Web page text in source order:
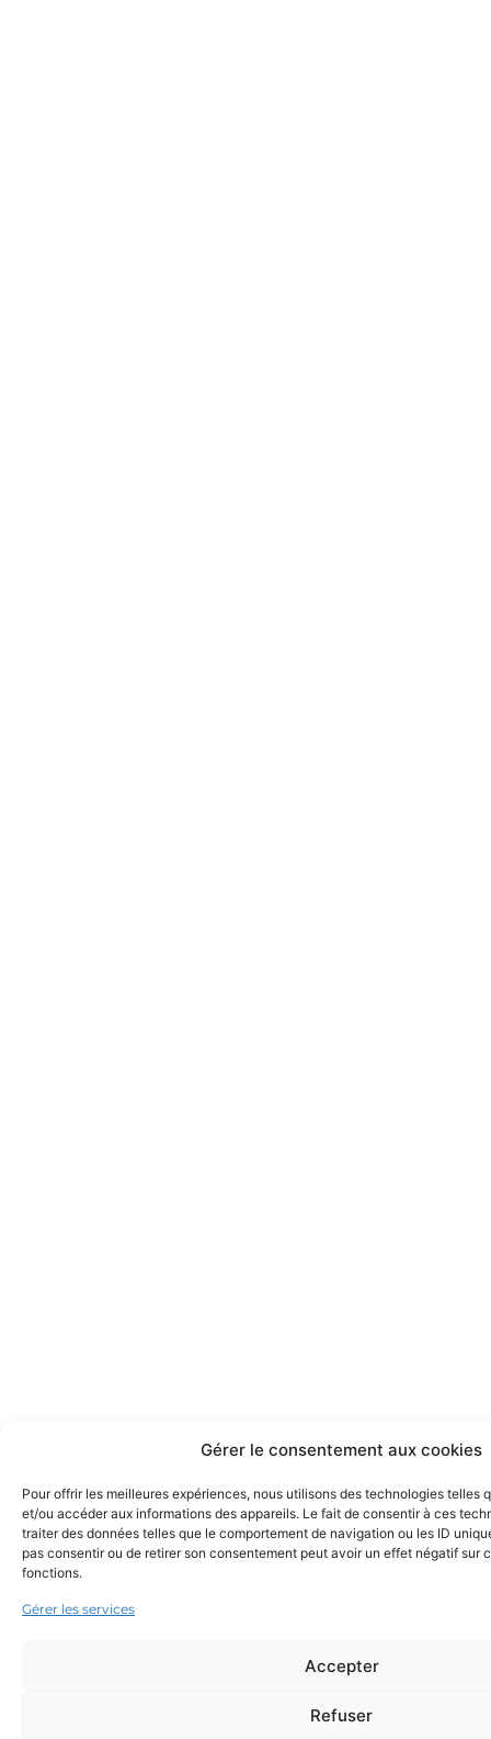
Gérer le consentement aux cookies
Pour offrir les meilleures expériences, nous utilisons des technologies telles
et/ou accéder aux informations des appareils. Le fait de consentir à ces
traiter des données telles que le comportement de navigation ou les ID
pas consentir ou de retirer son consentement peut avoir un effet négatif sur
fonctions.
Gérer les services
Accepter
Refuser